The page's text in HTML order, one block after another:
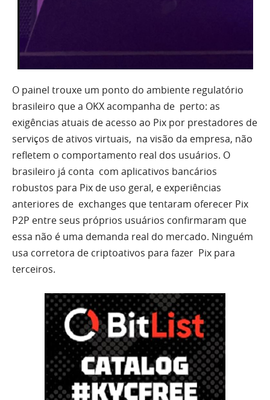
O painel trouxe um ponto do ambiente regulatório
brasileiro que a OKX acompanha de perto: as
exigências atuais de acesso ao Pix por prestadores de
serviços de ativos virtuais, na visão da empresa, não
refletem o comportamento real dos usuários. O
brasileiro já conta com aplicativos bancários
robustos para Pix de uso geral, e experiências
anteriores de exchanges que tentaram oferecer Pix
P2P entre seus próprios usuários confirmaram que
essa não é uma demanda real do mercado. Ninguém
usa corretora de criptoativos para fazer Pix para
terceiros.